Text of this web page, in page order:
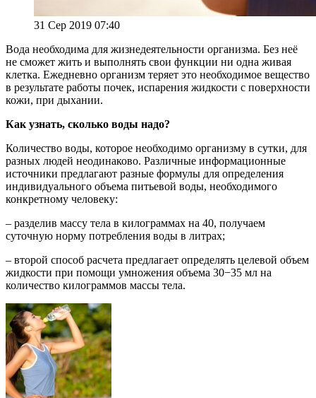
31 Сер 2019 07:40
Вода необходима для жизнедеятельности организма. Без неё
не сможет жить и выполнять свои функции ни одна живая
клетка. Ежедневно организм теряет это необходимое вещество
в результате работы почек, испарения жидкости с поверхности
кожи, при дыхании.
Как узнать, сколько воды надо?
Количество воды, которое необходимо организму в сутки, для
разных людей неодинаково. Различные информационные
источники предлагают разные формулы для определения
индивидуального объема питьевой воды, необходимого
конкретному человеку:
– разделив массу тела в килограммах на 40, получаем
суточную норму потребления воды в литрах;
– второй способ расчета предлагает определять целевой объем
жидкости при помощи умножения объема 30−35 мл на
количество килограммов массы тела.